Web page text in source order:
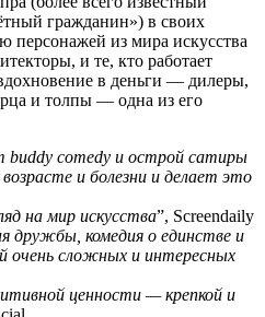
гражданин») в своих
персонажей из мира искусства
и те, кто работает
в деньги — дилеры,
и толпы — одна из его
comedy и острой сатиры
и болезни и делает это
на мир искусства”, Screendaily
дружбы, комедия о единстве и
очень сложных и интересных
ценности — крепкой и